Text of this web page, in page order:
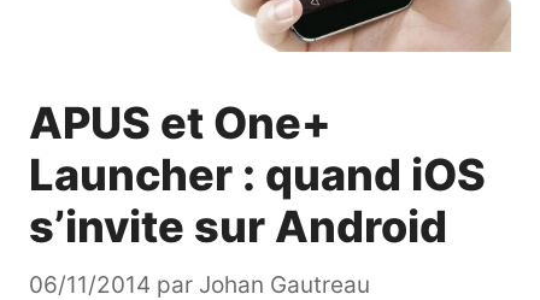
APUS et One+
Launcher : quand iOS
s’invite sur Android
06/11/2014 par Johan Gautreau